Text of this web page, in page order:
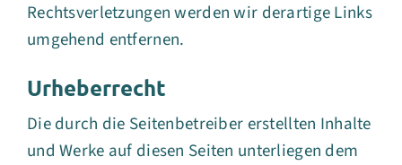
Rechtsverletzungen werden wir derartige Links
umgehend entfernen.
Urheberrecht
Die durch die Seitenbetreiber erstellten Inhalte
und Werke auf diesen Seiten unterliegen dem